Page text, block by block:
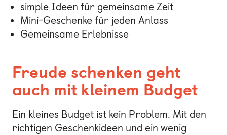
simple Ideen für gemeinsame Zeit
Mini-Geschenke für jeden Anlass
Gemeinsame Erlebnisse
Freude schenken geht
auch mit kleinem Budget
Ein kleines Budget ist kein Problem. Mit den
richtigen Geschenkideen und ein wenig